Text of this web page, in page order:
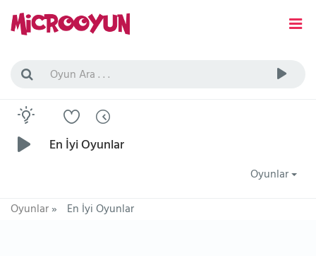
En İyi Oyunlar
Oyunlar
Oyunlar» En İyi Oyunlar